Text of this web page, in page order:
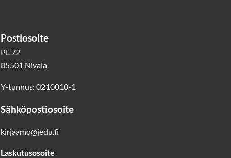
Postiosoite
PL 72
85501 Nivala
Y-tunnus: 0210010-1
Sähköpostiosoite
kirjaamo@jedu.fi
Laskutusosoite